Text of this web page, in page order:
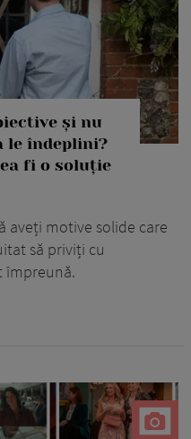
și nu
le îndeplini?
fi o soluție
aveți motive solide care
să priviți cu
împreună.